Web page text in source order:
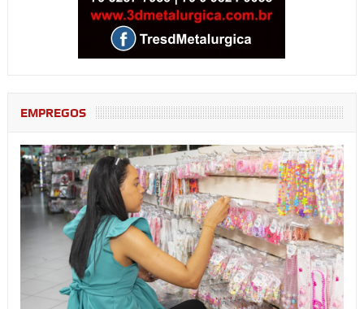
EMPREGOS